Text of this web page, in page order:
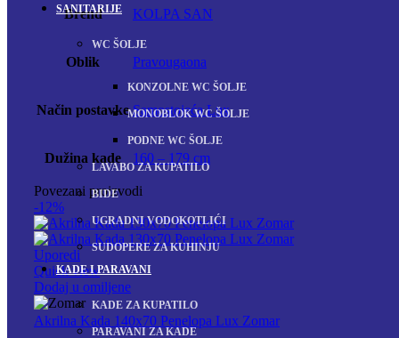
SANITARIJE
WC ŠOLJE
KONZOLNE WC ŠOLJE
MONOBLOK WC ŠOLJE
PODNE WC ŠOLJE
LAVABO ZA KUPATILO
BIDE
UGRADNI VODOKOTLIĆI
SUDOPERE ZA KUHINJU
KADE I PARAVANI
KADE ZA KUPATILO
PARAVANI ZA KADE
Brend KOLPA SAN
Oblik Pravougaona
Način postavke Samostojeća Lux
Dužina kade 160 – 179 cm
Povezani proizvodi
-12%
Uporedi
Quick view
Dodaj u omiljene
Akrilna Kada 140x70 Penelopa Lux Zomar